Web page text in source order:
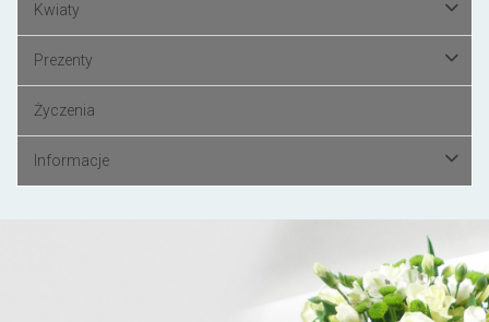
Kwiaty
Prezenty
Życzenia
Informacje